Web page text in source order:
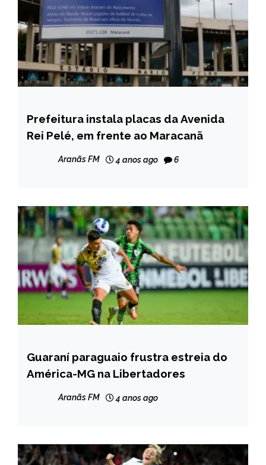
ESPORTES
Prefeitura instala placas da Avenida
Rei Pelé, em frente ao Maracanã
Aranãs FM 4 anos ago 6
ESPORTES
Guaraní paraguaio frustra estreia do
América-MG na Libertadores
Aranãs FM 4 anos ago